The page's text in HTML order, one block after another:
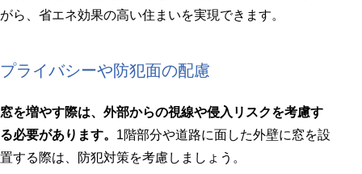
がら、省エネ効果の高い住まいを実現できます。
プライバシーや防犯面の配慮
窓を増やす際は、外部からの視線や侵入リスクを考慮す
る必要があります。 1階部分や道路に面した外壁に窓を設
置する際は、防犯対策を考慮しましょう。